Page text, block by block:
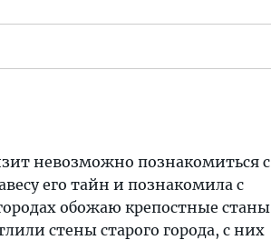
невозможно познакомиться с
его тайн и познакомила с
обожаю крепостные станы
стены старого города, с них